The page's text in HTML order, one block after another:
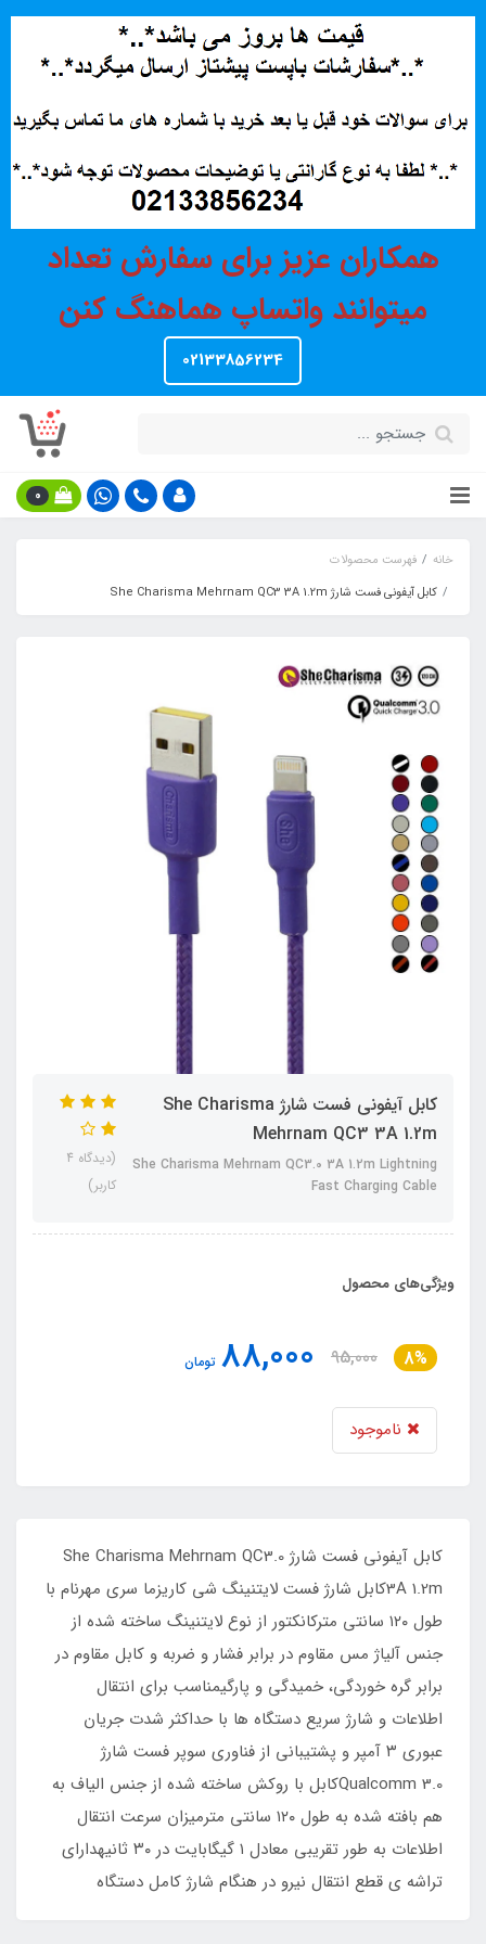
همکاران عزیز برای سفارش تعداد
میتوانند واتساپ هماهنگ کنن
02133856234
0
خانه
فهرست محصولات
کابل آیفونی فست شارژ She Charisma Mehrnam QC3 3A 1.2m
کابل آیفونی فست شارژ She Charisma
Mehrnam QC3 3A 1.2m
She Charisma Mehrnam QC3.0 3A 1.2m Lightning
Fast Charging Cable
(دیدگاه 4
کاربر)
ویژگی‌های محصول
8%
95,000
88,000 تومان
ناموجود
کابل آیفونی فست شارژ She Charisma Mehrnam QC3.0
3A 1.2mکابل شارژ فست لایتنینگ شی کاریزما سری مهرنام با
طول ۱۲۰ سانتی مترکانکتور از نوع لایتنینگ ساخته شده از
جنس آلیاژ مس مقاوم در برابر فشار و ضربه و کابل مقاوم در
برابر گره خوردگی، خمیدگی و پارگیمناسب برای انتقال
اطلاعات و شارژ سریع دستگاه ها با حداکثر شدت جریان
عبوری ۳ آمپر و پشتیبانی از فناوری سوپر فست شارژ
Qualcomm 3.0کابل با روکش ساخته شده از جنس الیاف به
هم بافته شده به طول ۱۲۰ سانتی مترمیزان سرعت انتقال
اطلاعات به طور تقریبی معادل ۱ گیگابایت در ۳۰ ثانیهدارای
تراشه ی قطع انتقال نیرو در هنگام شارژ کامل دستگاه